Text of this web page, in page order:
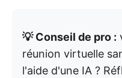
💡 Conseil de pro :
réunion virtuelle
l'aide d'une IA ?